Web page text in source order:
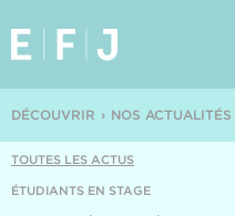
NOS ACTUALITÉS
DÉCOUVRIR
TOUTES LES ACTUS
ÉTUDIANTS EN STAGE